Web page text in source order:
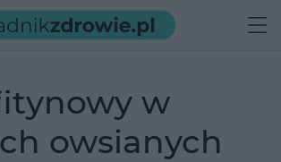
owsianych